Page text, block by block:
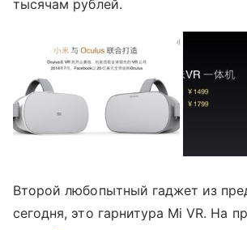
тысячам рублей.
Второй любопытный гаджет из
сегодня, это гарнитура Mi VR. На